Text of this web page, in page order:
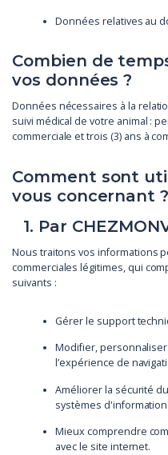
Données relatives au
Combien de
vos données ?
Données nécessaires à la
suivi médical de votre animal :
commerciale et trois (3) ans à
Comment sont
vous concernant ?
1. Par
Nous traitons vos informations
commerciales légitimes, qui
suivants :
Gérer le support
Modifier,
l’expérience de
Améliorer la sécurité
systèmes d'information.
Mieux comprendre
avec le site internet.